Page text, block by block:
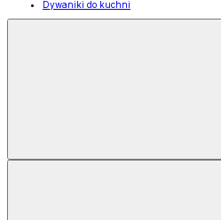
Dywaniki do kuchni